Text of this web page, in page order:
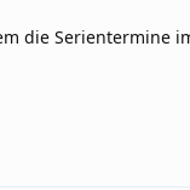
die Serientermine